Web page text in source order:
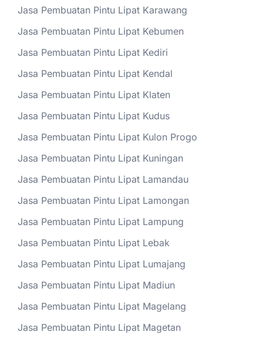
Jasa Pembuatan Pintu Lipat Karawang
Jasa Pembuatan Pintu Lipat Kebumen
Jasa Pembuatan Pintu Lipat Kediri
Jasa Pembuatan Pintu Lipat Kendal
Jasa Pembuatan Pintu Lipat Klaten
Jasa Pembuatan Pintu Lipat Kudus
Jasa Pembuatan Pintu Lipat Kulon Progo
Jasa Pembuatan Pintu Lipat Kuningan
Jasa Pembuatan Pintu Lipat Lamandau
Jasa Pembuatan Pintu Lipat Lamongan
Jasa Pembuatan Pintu Lipat Lampung
Jasa Pembuatan Pintu Lipat Lebak
Jasa Pembuatan Pintu Lipat Lumajang
Jasa Pembuatan Pintu Lipat Madiun
Jasa Pembuatan Pintu Lipat Magelang
Jasa Pembuatan Pintu Lipat Magetan